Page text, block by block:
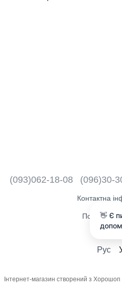
(093)062-18-08 (096)30-
Контактна
Повна
Рус
Інтернет-магазин створений з Хорошоп
👋 Є